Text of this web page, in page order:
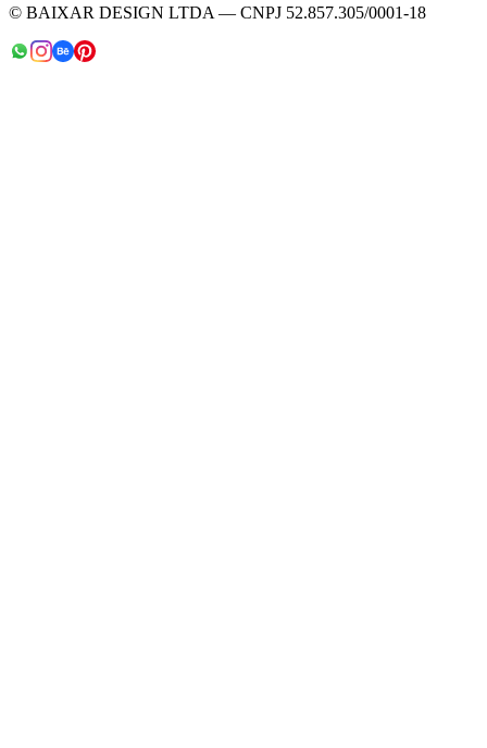
© BAIXAR DESIGN LTDA — CNPJ 52.857.305/0001-18